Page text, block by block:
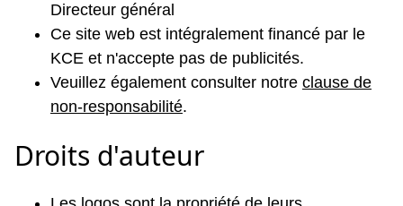
Directeur général
Ce site web est intégralement financé par le
KCE et n'accepte pas de publicités.
Veuillez également consulter notre clause de
non-responsabilité.
Droits d'auteur